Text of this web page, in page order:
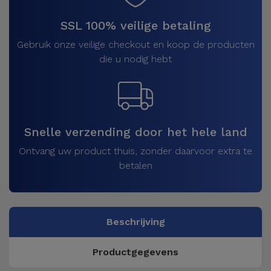
SSL 100% veilige betaling
Gebruik onze veilige checkout en koop de producten
die u nodig hebt
Snelle verzending door het hele land
Ontvang uw product thuis, zonder daarvoor extra te
betalen
Beschrijving
Productgegevens